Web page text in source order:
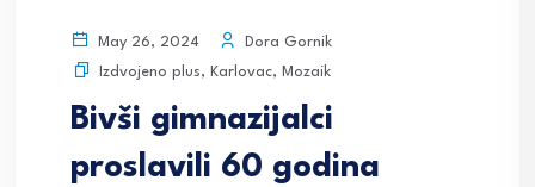
May 26, 2024
Dora Gornik
Izdvojeno plus, Karlovac, Mozaik
Bivši gimnazijalci
proslavili 60 godina